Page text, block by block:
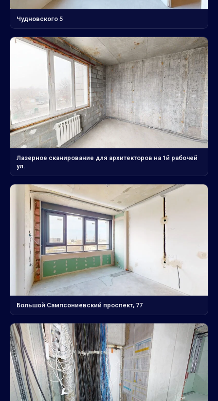
Чудновского 5
Лазерное сканирование для архитекторов на 1й рабочей
ул.
Большой Сампсониевский проспект, 77